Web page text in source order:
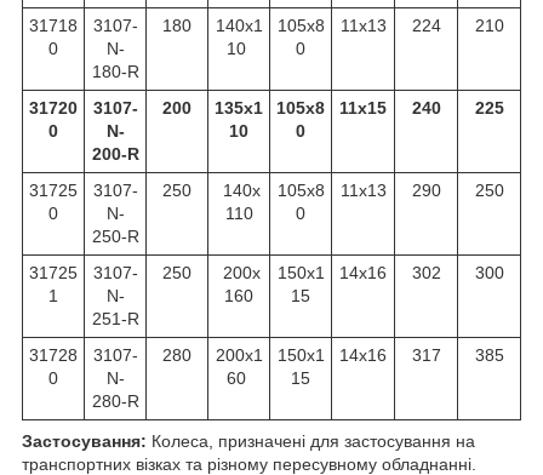
31718
0
3107-
N-
180-R
180
140х1
10
105х8
0
11х13 224 210
31720
0
3107-
N-
200-R
200
135х1
10
105х8
0
11х15 240 225
31725
0
3107-
N-
250-R
250
140х
110
105х8
0
11х13 290 250
31725
1
3107-
N-
251-R
250
200х
160
150х1
15
14х16 302 300
31728
0
3107-
N-
280-R
280
200х1
60
150х1
15
14х16 317 385
Застосування: Колеса, призначені для застосування на
транспортних візках та різному пересувному обладнанні.